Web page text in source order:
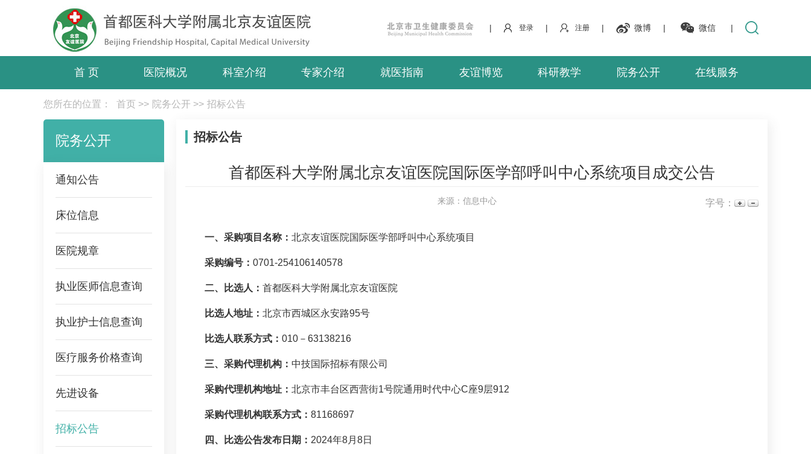
| 登录 | 注册 | 微博 | 微信 |
首 页 医院概况 科室介绍 专家介绍 就医指南 友谊博览 科研教学 院务公开 在线服务
您所在的位置： 首页 >> 院务公开 >> 招标公告
院务公开
通知公告
床位信息
医院规章
执业医师信息查询
执业护士信息查询
医疗服务价格查询
先进设备
招标公告
招标公告
首都医科大学附属北京友谊医院国际医学部呼叫中心系统项目成交公告
来源：信息中心 字号：
一、采购项目名称： 北京友谊医院国际医学部呼叫中心系统项目
采购编号： 0701-254106140578
二、比选人： 首都医科大学附属北京友谊医院
比选人地址： 北京市西城区永安路95号
比选人联系方式： 010－63138216
三、采购代理机构： 中技国际招标有限公司
采购代理机构地址： 北京市丰台区西营街1号院通用时代中心C座9层912
采购代理机构联系方式： 81168697
四、比选公告发布日期： 2024年8月8日